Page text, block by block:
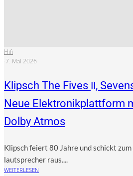
Hifi
·7. Mai 2026
Klipsch The Fives II,
Neue Elektronikplattform
Dolby Atmos
Klipsch fei­ert 80 Jah­re und schickt
laut­spre­cher raus....
WEITERLESEN